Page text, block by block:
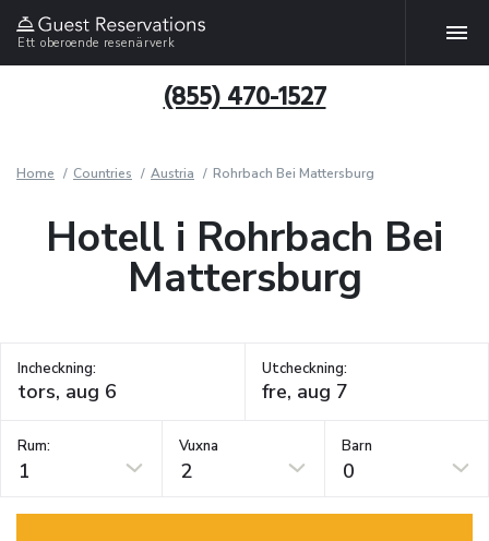
Ett oberoende resenärverk
(855) 470-1527
Home Countries Austria Rohrbach Bei Mattersburg
Hotell i Rohrbach Bei
Mattersburg
Incheckning: Utcheckning:
Rum:
1
Vuxna
2
Barn
0